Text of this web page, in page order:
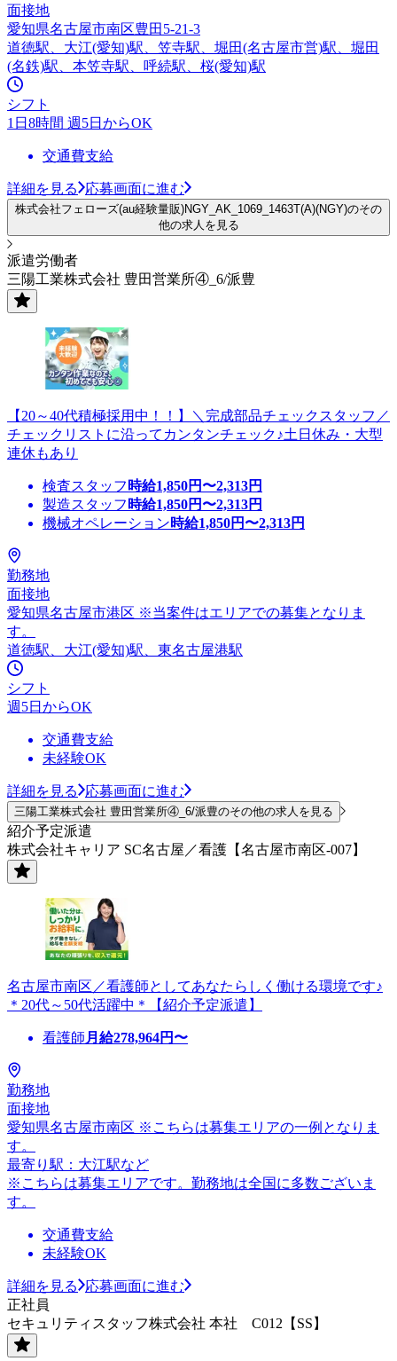
面接地
愛知県名古屋市南区豊田5-21-3
道徳駅、大江(愛知)駅、笠寺駅、堀田(名古屋市営)駅、堀田
(名鉄)駅、本笠寺駅、呼続駅、桜(愛知)駅
シフト
1日8時間 週5日からOK
交通費支給
詳細を見る 応募画面に進む
株式会社フェローズ(au経験量販)NGY_AK_1069_1463T(A)(NGY)のその
他の求人を見る
派遣労働者
三陽工業株式会社 豊田営業所④_6/派豊
【20～40代積極採用中！！】＼完成部品チェックスタッフ／
チェックリストに沿ってカンタンチェック♪土日休み・大型
連休もあり
検査スタッフ 時給1,850円〜2,313円
製造スタッフ 時給1,850円〜2,313円
機械オペレーション時給1,850円〜2,313円
勤務地
面接地
愛知県名古屋市港区 ※当案件はエリアでの募集となりま
す。
道徳駅、大江(愛知)駅、東名古屋港駅
シフト
週5日からOK
交通費支給
未経験OK
詳細を見る 応募画面に進む
三陽工業株式会社 豊田営業所④_6/派豊のその他の求人を見る
紹介予定派遣
株式会社キャリア SC名古屋／看護【名古屋市南区-007】
名古屋市南区／看護師としてあなたらしく働ける環境です♪
＊20代～50代活躍中＊【紹介予定派遣】
看護師 月給278,964円〜
勤務地
面接地
愛知県名古屋市南区 ※こちらは募集エリアの一例となりま
す。
最寄り駅：大江駅など
※こちらは募集エリアです。勤務地は全国に多数ございま
す。
交通費支給
未経験OK
詳細を見る
応募画面に進む
正社員
セキュリティスタッフ株式会社 本社 C012【SS】